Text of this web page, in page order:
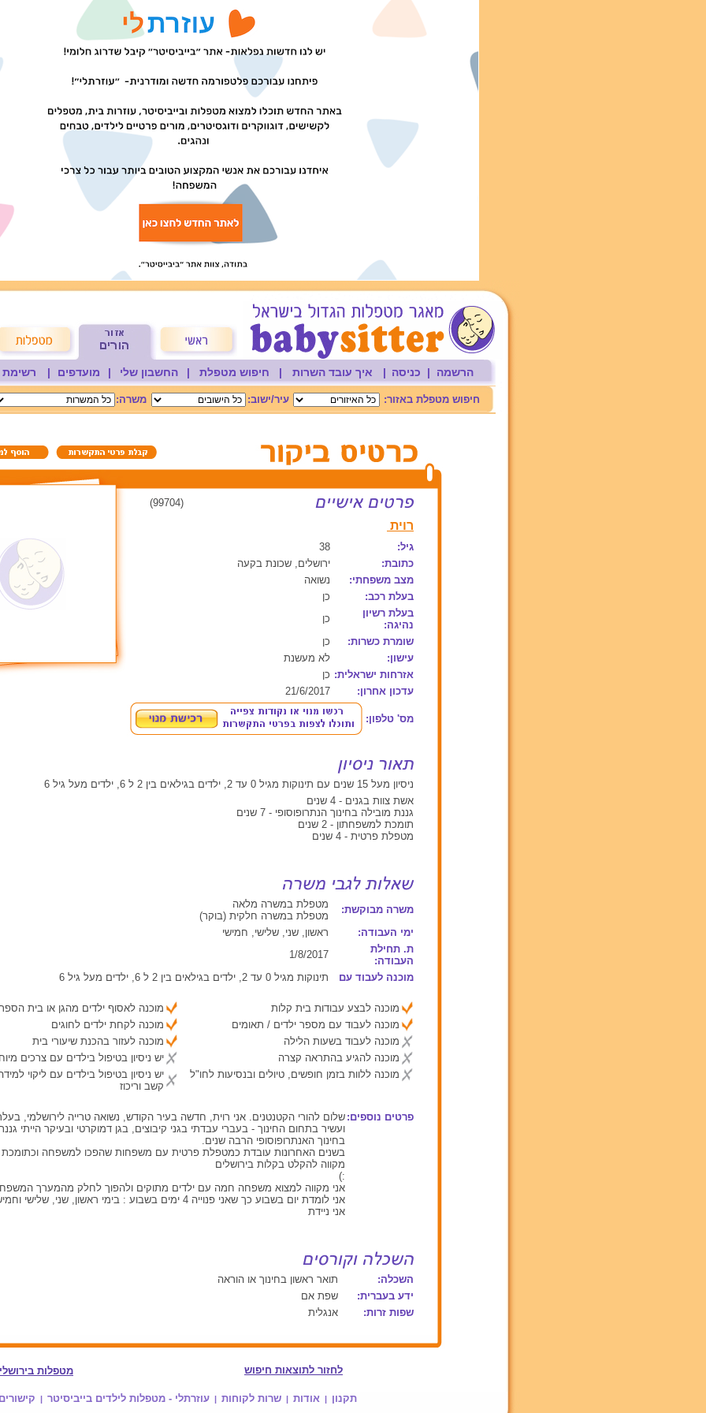
הרשמה | כניסה | איך עובד השרות | חיפוש מטפלת | החשבון שלי | מועדפים |
חיפוש מטפלת באזור: עיר/ישוב: משרה:
(99704)
רוית
גיל:
38
כתובת:
ירושלים, שכונת בקעה
מצב משפחתי:
נשואה
בעלת רכב:
כן
בעלת רשיון
נהיגה:
כן
שומרת כשרות:
כן
עישון:
לא מעשנת
אזרחות ישראלית: כן
עדכון אחרון:
21/6/2017
מס' טלפון:
ניסיון מעל 15 שנים עם תינוקות מגיל 0 עד 2, ילדים בגילאים בין 2 ל 6, ילדים מעל גיל 6
אשת צוות בגנים - 4 שנים
גננת מובילה בחינוך הנתרופוסופי - 7 שנים
תומכת למשפחתון - 2 שנים
מטפלת פרטית - 4 שנים
משרה מבוקשת:
מטפלת במשרה מלאה
מטפלת במשרה חלקית (בוקר)
ימי העבודה:
ראשון, שני, שלישי, חמישי
ת. תחילת
העבודה:
1/8/2017
מוכנה לעבוד עם
תינוקות מגיל 0 עד 2, ילדים בגילאים בין 2 ל 6, ילדים מעל גיל 6
מוכנה לבצע עבודות בית קלות
מוכנה לעבוד עם מספר ילדים / תאומים
מוכנה לעבוד בשעות הלילה
מוכנה להגיע בהתראה קצרה
מוכנה ללוות בזמן חופשים, טיולים ובנסיעות לחו"ל
מוכנה לאסוף ילדים מהגן או בית הספר
מוכנה לקחת ילדים לחוגים
מוכנה לעזור בהכנת שיעורי בית
יש ניסיון בטיפול בילדים עם צרכים
יש ניסיון בטיפול בילדים עם ליקוי
קשב וריכוז
פרטים נוספים: שלום להורי הקטנטנים. אני רוית, חדשה בעיר הקודש, נשואה טרייה לירושלמי,
ועשיר בתחום החינוך - בעברי עבדתי בגני קיבוצים, בגן דמוקרטי ובעיקר הייתי
בחינוך האנתרופוסופי הרבה שנים.
בשנים האחרונות עובדת כמטפלת פרטית עם משפחות שהפכו למשפחה
מקווה להקלט בקלות בירושלים
:)
אני מקווה למצוא משפחה חמה עם ילדים מתוקים ולהפוך לחלק מהמערך
אני לומדת יום בשבוע כך שאני פנוייה 4 ימים בשבוע : בימי ראשון, שני, שלישי וחמישי.
אני ניידת
השכלה:
תואר ראשון בחינוך או הוראה
ידע בעברית:
שפת אם
שפות זרות:
אנגלית
לחזור לתוצאות חיפוש מטפלות
תקנון | אודות | שרות לקוחות | עוזרתלי - מטפלות לילדים בייביסיטר |